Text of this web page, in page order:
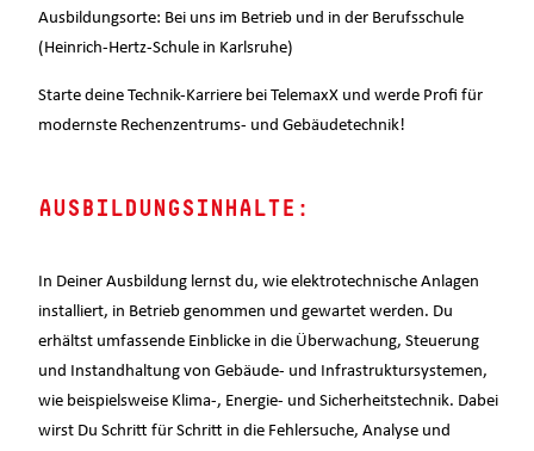
Ausbildungsorte: Bei uns im Betrieb und in der Berufsschule
(Heinrich-Hertz-Schule in Karlsruhe)
Starte deine Technik-Karriere bei TelemaxX und werde Profi für
modernste Rechenzentrums- und Gebäudetechnik!
AUSBILDUNGSINHALTE:
In Deiner Ausbildung lernst du, wie elektrotechnische Anlagen
installiert, in Betrieb genommen und gewartet werden. Du
erhältst umfassende Einblicke in die Überwachung, Steuerung
und Instandhaltung von Gebäude- und Infrastruktursystemen,
wie beispielsweise Klima-, Energie- und Sicherheitstechnik. Dabei
wirst Du Schritt für Schritt in die Fehlersuche, Analyse und